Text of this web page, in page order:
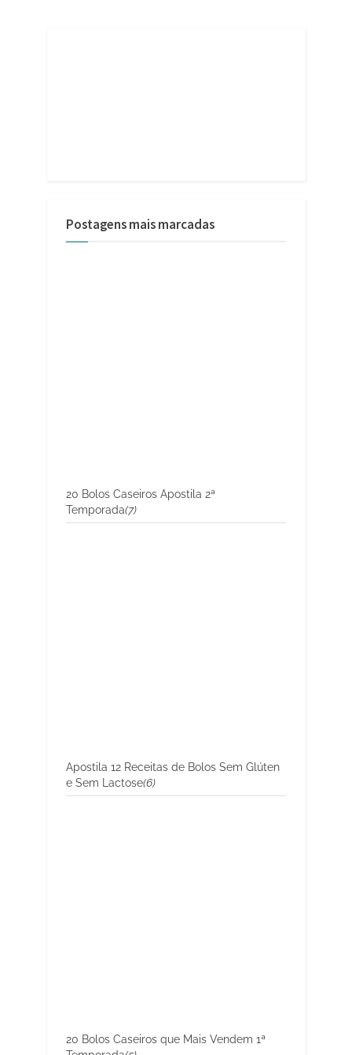
Postagens mais marcadas
20 Bolos Caseiros Apostila 2ª
Temporada(7)
Apostila 12 Receitas de Bolos Sem Glúten
e Sem Lactose(6)
20 Bolos Caseiros que Mais Vendem 1ª